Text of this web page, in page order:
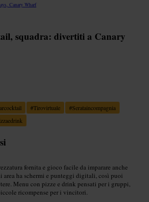
Canary Wharf
squadra: divertiti a Canary
#Tirovirtuale #Serataincompagnia
fornita e gioco facile da imparare anche
area ha schermi e punteggi digitali, così puoi
Menu con pizze e drink pensati per i gruppi,
ricompense per i vincitori.